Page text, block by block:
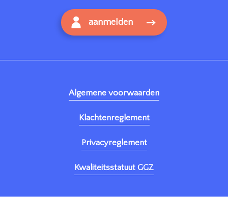
aanmelden
Algemene voorwaarden
Klachtenreglement
Privacyreglement
Kwaliteitsstatuut GGZ